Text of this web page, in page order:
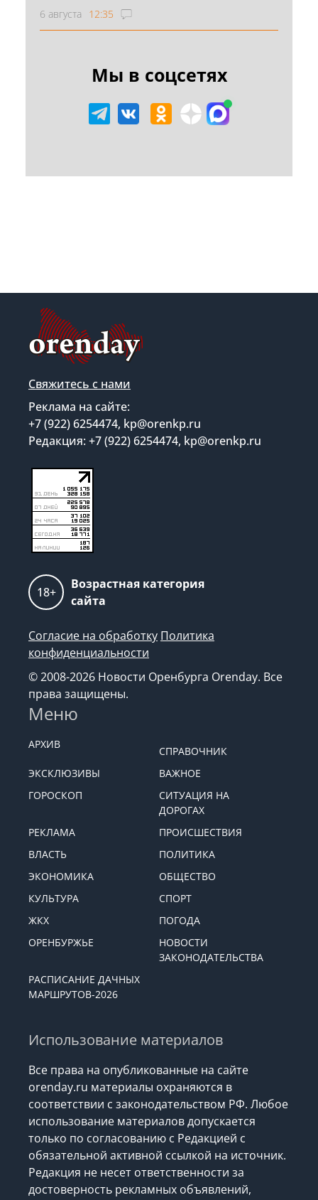
6 августа 12:35
Мы в соцсетях
Свяжитесь с нами
Реклама на сайте:
+7 (922) 6254474, kp@orenkp.ru
Редакция: +7 (922) 6254474, kp@orenkp.ru
18+
Возрастная категория
сайта
Согласие на обработку Политика
конфиденциальности
© 2008-2026 Новости Оренбурга Orenday. Все
права защищены.
Меню
АРХИВ
СПРАВОЧНИК
ЭКСКЛЮЗИВЫ
ВАЖНОЕ
ГОРОСКОП
СИТУАЦИЯ НА
ДОРОГАХ
РЕКЛАМА
ПРОИСШЕСТВИЯ
ВЛАСТЬ
ПОЛИТИКА
ЭКОНОМИКА
ОБЩЕСТВО
КУЛЬТУРА
СПОРТ
ЖКХ
ПОГОДА
ОРЕНБУРЖЬЕ
НОВОСТИ
ЗАКОНОДАТЕЛЬСТВА
РАСПИСАНИЕ ДАЧНЫХ
МАРШРУТОВ-2026
Использование материалов
Все права на опубликованные на сайте
orenday.ru материалы охраняются в
соответствии с законодательством РФ. Любое
использование материалов допускается
только по согласованию с Редакцией с
обязательной активной ссылкой на источник.
Редакция не несет ответственности за
достоверность рекламных объявлений,